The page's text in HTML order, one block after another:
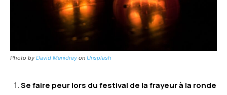
Photo by David Menidrey on Unsplash
Se faire peur lors du festival de la frayeur à la ronde